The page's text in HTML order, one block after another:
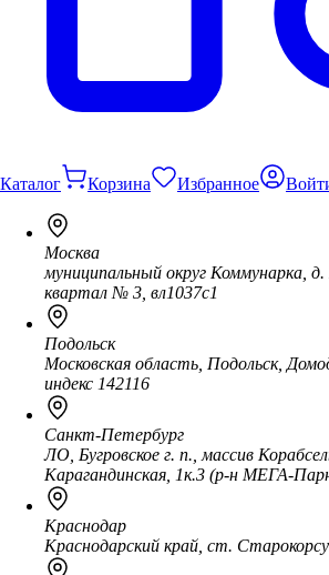
Каталог Корзина Избранное
Москва
муниципальный округ Коммунарка, д.
квартал № 3, вл1037с1
Подольск
Московская область, Подольск,
индекс 142116
Санкт-Петербург
ЛО, Бугровское г. п., массив
Карагандинская, 1к.3 (р-н МЕГА-
Краснодар
Краснодарский край, ст.